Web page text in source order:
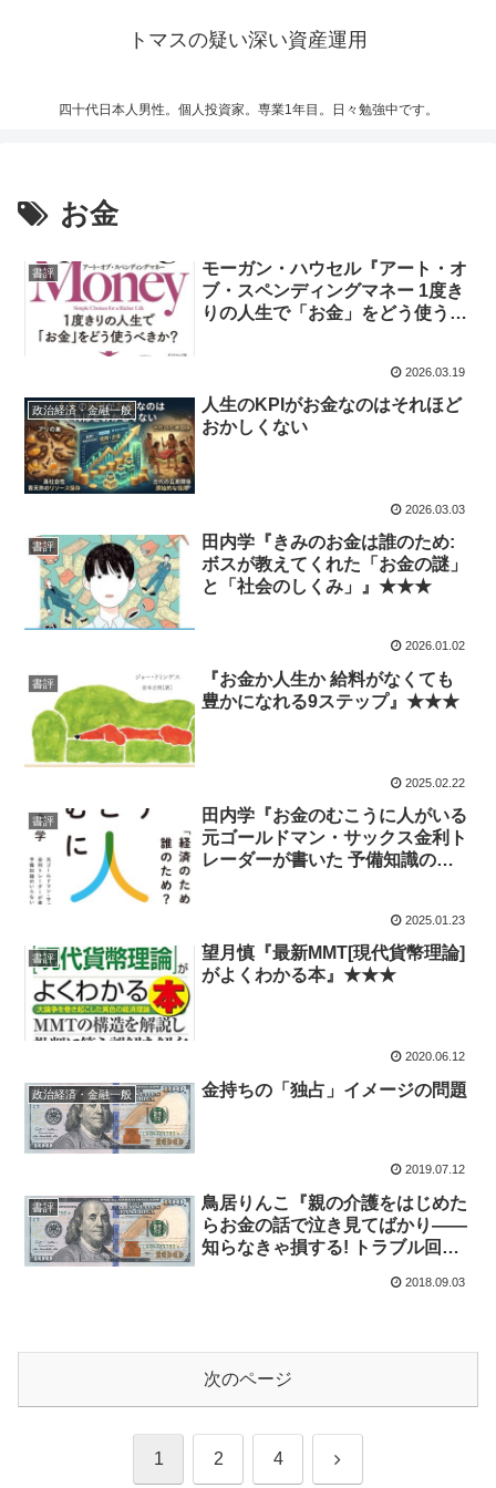
トマスの疑い深い資産運用
四十代日本人男性。個人投資家。専業1年目。日々勉強中です。
お金
書評
モーガン・ハウセル『アート・オ
ブ・スペンディングマネー 1度き
りの人生で「お金」をどう使うべ
2026.03.19
政治経済・金融一般
人生のKPIがお金なのはそれほど
おかしくない
2026.03.03
書評
田内学『きみのお金は誰のため:
ボスが教えてくれた「お金の謎」
と「社会のしくみ」』★★★
2026.01.02
書評
『お金か人生か 給料がなくても
豊かになれる9ステップ』★★★
2025.02.22
書評
田内学『お金のむこうに人がいる
元ゴールドマン・サックス金利ト
レーダーが書いた 予備知識のい
2025.01.23
書評
望月慎『最新MMT[現代貨幣理論]
がよくわかる本』★★★
2020.06.12
政治経済・金融一般 金持ちの「独占」イメージの問題
2019.07.12
書評
鳥居りんこ『親の介護をはじめた
らお金の話で泣き見てばかり――
知らなきゃ損する! トラブル回避
2018.09.03
次のページ
1 2 4 次